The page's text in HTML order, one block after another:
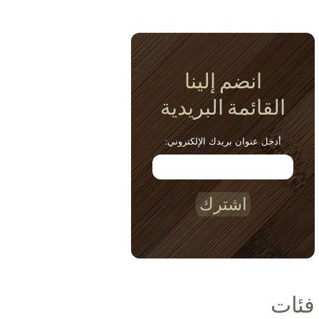
انضم إلينا
القائمة البريدية
أدخل عنوان بريدك الإلكتروني:
اشترك
فئات